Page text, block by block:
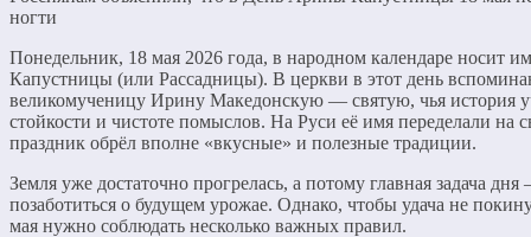
ногти
Понедельник, 18 мая 2026 года, в народном календаре носит
Капустницы (или Рассадницы). В церкви в этот день
великомученицу Ирину Македонскую — святую, чья история
стойкости и чистоте помыслов. На Руси её имя переделали на
праздник обрёл вполне «вкусные» и полезные традиции.
Земля уже достаточно прогрелась, а потому главная задача
позаботиться о будущем урожае. Однако, чтобы удача не
мая нужно соблюдать несколько важных правил.